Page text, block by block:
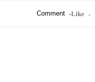
0 Like
0 Comment